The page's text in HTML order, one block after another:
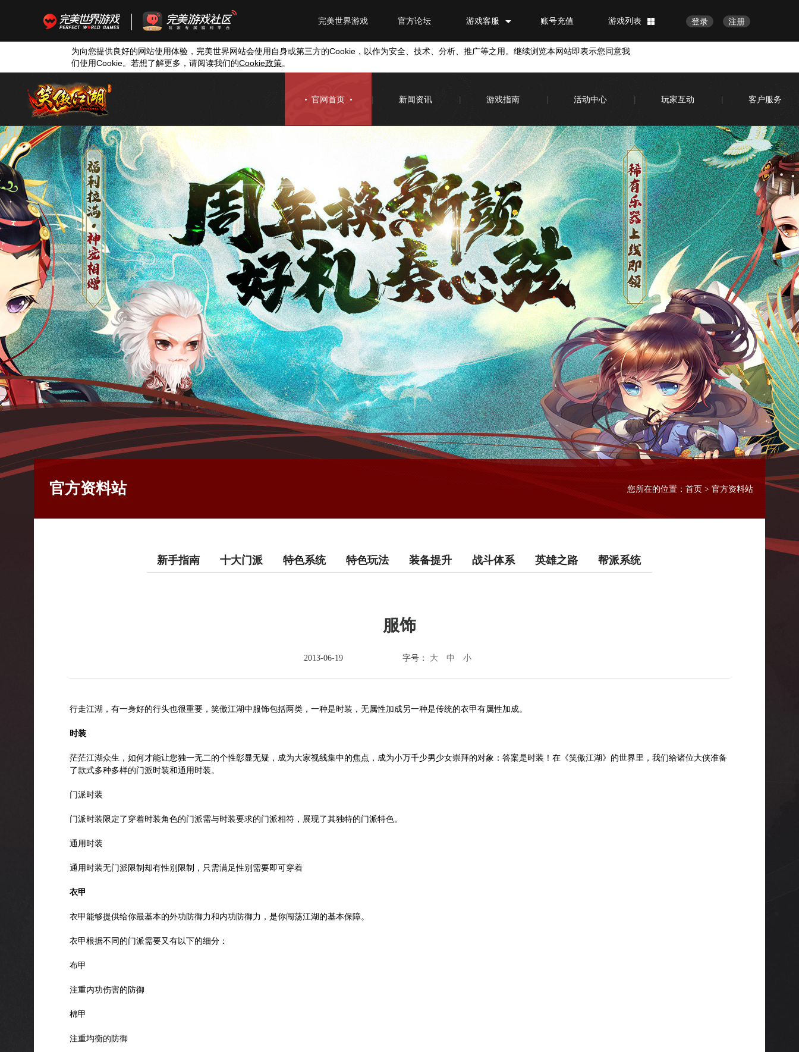
注册
登录
游戏列表
账号充值
游戏客服
官方论坛
完美世界游戏
为向您提供良好的网站使用体验，完美世界网站会使用自身或第三方的Cookie ，以作为安全、技术、分析、推广等之用。继续浏览本网站即表示您同意我
们使用Cookie。若想了解更多，请阅读我们的Cookie政策。
客户服务
|
玩家互动
|
活动中心
游戏指南
|
新闻资讯
|
官网首页
官方资料站 您所在的位置：首页> 官方资料站
新手指南 十大门派 特色系统 特色玩法 装备提升 战斗体系 英雄之路 帮派系统
服饰
2013-06-19 字号： 大 中 小
行走江湖，有一身好的行头也很重要，笑傲江湖中服饰包括两类，一种是时装，无属性加成另一种是传统的衣甲有属性加成。
时装
茫茫江湖众生，如何才能让您独一无二的个性彰显无疑，成为大家视线集中的焦点，成为小万千少男少女崇拜的对象：答案是时装！在《笑傲江湖》的世界里，我们给诸位大侠准备
了款式多种多样的门派时装和通用时装。
门派时装
门派时装限定了穿着时装角色的门派需与时装要求的门派相符，展现了其独特的门派特色。
通用时装
通用时装无门派限制却有性别限制，只需满足性别需要即可穿着
衣甲
衣甲能够提供给你最基本的外功防御力和内功防御力，是你闯荡江湖的基本保障。
衣甲根据不同的门派需要又有以下的细分：
布甲
注重内功伤害的防御
棉甲
注重均衡的防御